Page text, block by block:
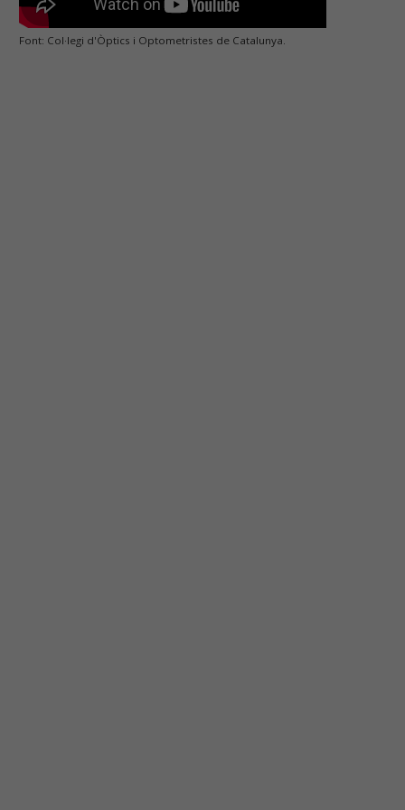
Font: Col·legi d'Òptics i Optometristes de Catalunya.